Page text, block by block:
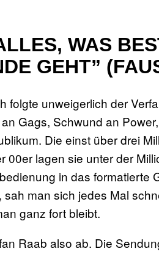
WAS
GEHT”
folgte unweigerlich der
Gags, Schwund an
Die einst über drei
00er lagen sie unter der
in das formatierte
man sich jedes Mal
ganz fort bleibt.
Raab also ab. Die